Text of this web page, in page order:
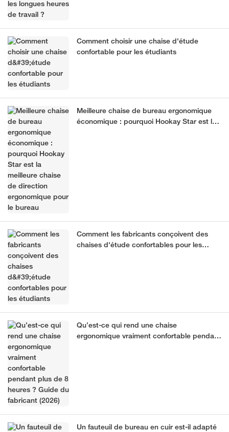
Comment choisir une chaise d'étude
confortable pour les étudiants
Meilleure chaise de bureau ergonomique
économique : pourquoi Hookay Star est la
Comment les fabricants conçoivent des
chaises d'étude confortables pour les
Qu’est-ce qui rend une chaise
ergonomique vraiment confortable pendant
Un fauteuil de bureau en cuir est-il adapté